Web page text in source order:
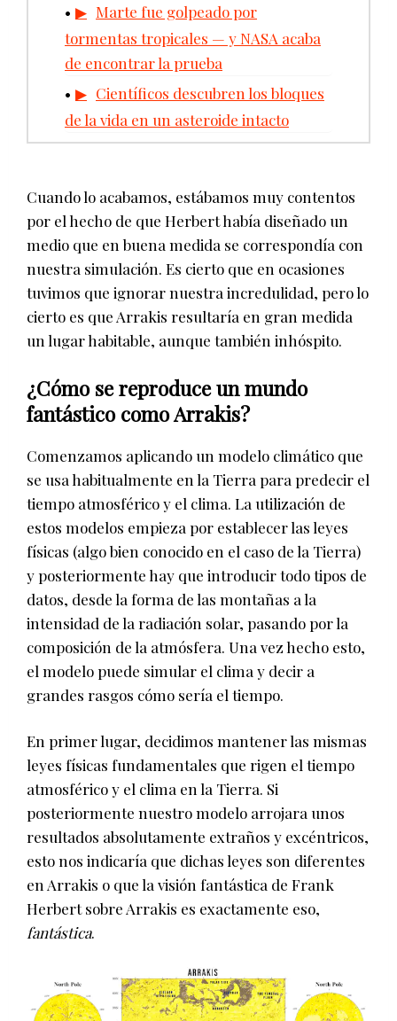
Marte fue golpeado por
tormentas tropicales — y NASA acaba
de encontrar la prueba
Científicos descubren los bloques
de la vida en un asteroide intacto
Cuando lo acabamos, estábamos muy contentos
por el hecho de que Herbert había diseñado un
medio que en buena medida se correspondía con
nuestra simulación. Es cierto que en ocasiones
tuvimos que ignorar nuestra incredulidad, pero lo
cierto es que Arrakis resultaría en gran medida
un lugar habitable, aunque también inhóspito.
¿Cómo se reproduce un mundo
fantástico como Arrakis?
Comenzamos aplicando un modelo climático que
se usa habitualmente en la Tierra para predecir el
tiempo atmosférico y el clima. La utilización de
estos modelos empieza por establecer las leyes
físicas (algo bien conocido en el caso de la Tierra)
y posteriormente hay que introducir todo tipos de
datos, desde la forma de las montañas a la
intensidad de la radiación solar, pasando por la
composición de la atmósfera. Una vez hecho esto,
el modelo puede simular el clima y decir a
grandes rasgos cómo sería el tiempo.
En primer lugar, decidimos mantener las mismas
leyes físicas fundamentales que rigen el tiempo
atmosférico y el clima en la Tierra. Si
posteriormente nuestro modelo arrojara unos
resultados absolutamente extraños y excéntricos,
esto nos indicaría que dichas leyes son diferentes
en Arrakis o que la visión fantástica de Frank
Herbert sobre Arrakis es exactamente eso,
fantástica.